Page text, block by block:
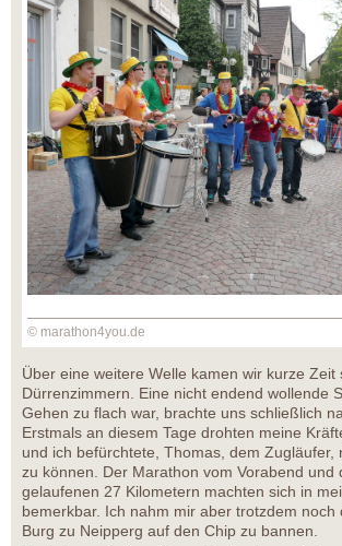
© marathon4you.de
Über eine weitere Welle kamen wir kurze Zeit
Dürrenzimmern. Eine nicht endend wollende
Gehen zu flach war, brachte uns schließlich
Erstmals an diesem Tage drohten meine
und ich befürchtete, Thomas, dem Zugläufer,
zu können. Der Marathon vom Vorabend und
gelaufenen 27 Kilometern machten sich in
bemerkbar. Ich nahm mir aber trotzdem noch
Burg zu Neipperg auf den Chip zu bannen.